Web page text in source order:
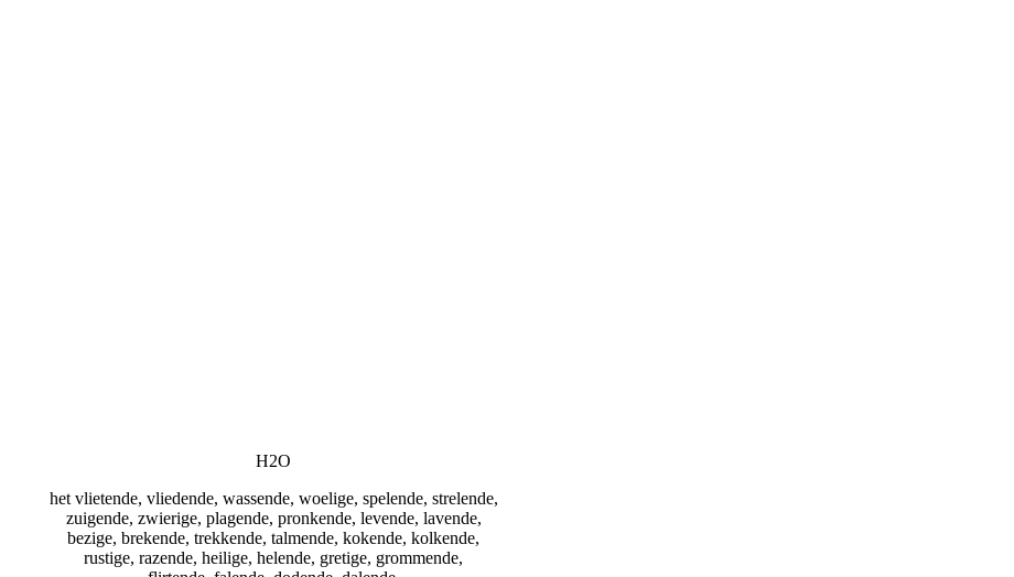
H2O
het vlietende, vliedende, wassende, woelige, spelende, strelende,
zuigende, zwierige, plagende, pronkende, levende, lavende,
bezige, brekende, trekkende, talmende, kokende, kolkende,
rustige, razende, heilige, helende, gretige, grommende,